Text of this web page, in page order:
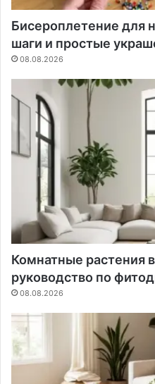
Бисероплетение для
шаги и простые
08.08.2026
Комнатные растения
руководство по
08.08.2026